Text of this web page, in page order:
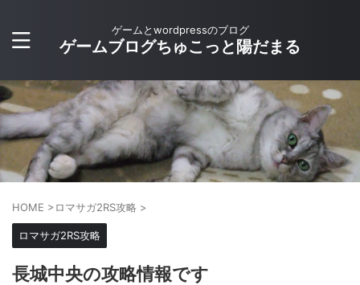
ゲームとwordpressのブログ
ゲームブログちゅこっと陽だまる
HOME >ロマサガ2RS攻略 >
ロマサガ2RS攻略
長城中央の攻略情報です